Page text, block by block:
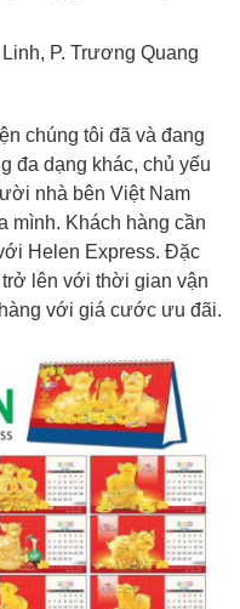
P. Trương Quang
chúng tôi đã và đang
đa dạng khác, chủ yếu
nhà bên Việt Nam
mình. Khách hàng cần
Helen Express. Đặc
lên với thời gian vận
với giá cước ưu đãi.